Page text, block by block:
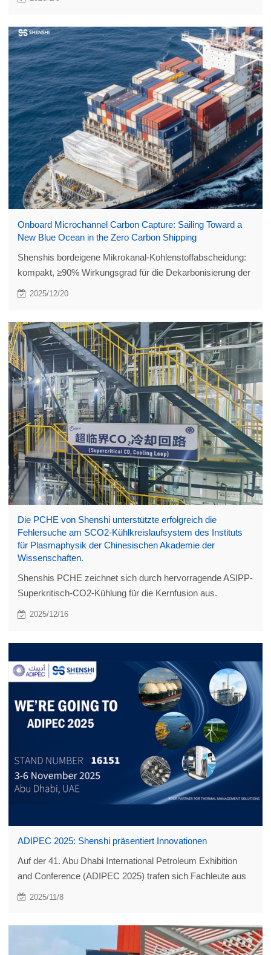
Onboard Microchannel Carbon Capture: Sailing Toward a
New Blue Ocean in the Zero Carbon Shipping
Shenshis bordeigene Mikrokanal-Kohlenstoffabscheidung:
kompakt, ≥90% Wirkungsgrad für die Dekarbonisierung der
Schifffahrt, Bekämpfung der Kohlenstoffemissionen der
2025/12/20
Die PCHE von Shenshi unterstützte erfolgreich die
Fehlersuche am SCO2-Kühlkreislaufsystem des Instituts
für Plasmaphysik der Chinesischen Akademie der
Wissenschaften.
Shenshis PCHE zeichnet sich durch hervorragende ASIPP-
Superkritisch-CO2-Kühlung für die Kernfusion aus.
2025/12/16
ADIPEC 2025: Shenshi präsentiert Innovationen
Auf der 41. Abu Dhabi International Petroleum Exhibition
and Conference (ADIPEC 2025) trafen sich Fachleute aus
dem globalen Energiesektor, um unter dem Motto „Energie ·
Entwicklung zu diskutieren.
2025/11/8